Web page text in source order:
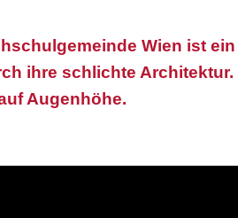
Wien ist
ihre schlichte Architektur.
Augenhöhe.